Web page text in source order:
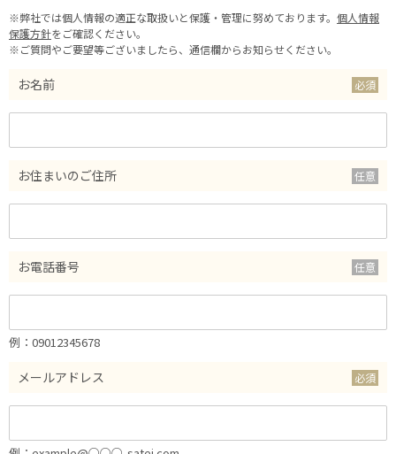
※弊社では個人情報の適正な取扱いと保護・管理に努めております。 個人情報
保護方針をご確認ください。
※ご質問やご要望等ございましたら、通信欄からお知らせください。
お名前
お住まいのご住所
お電話番号
例：09012345678
メールアドレス